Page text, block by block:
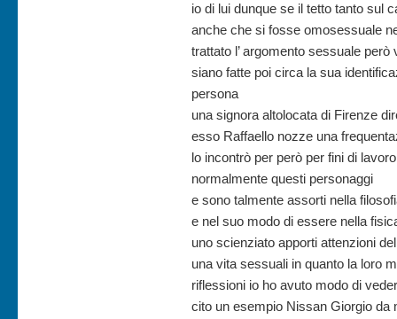
io di lui dunque se il tetto tanto sul
anche che si fosse omosessuale
trattato l’ argomento sessuale
siano fatte poi circa la sua
persona
una signora altolocata di Firenze
esso Raffaello nozze una
lo incontrò per però per fini di
normalmente questi personaggi
e sono talmente assorti nella
e nel suo modo di essere nella
uno scienziato apporti attenzioni
una vita sessuali in quanto la loro
riflessioni io ho avuto modo di
cito un esempio Nissan Giorgio da